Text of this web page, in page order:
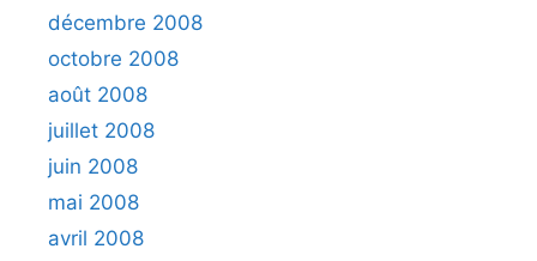
décembre 2008
octobre 2008
août 2008
juillet 2008
juin 2008
mai 2008
avril 2008